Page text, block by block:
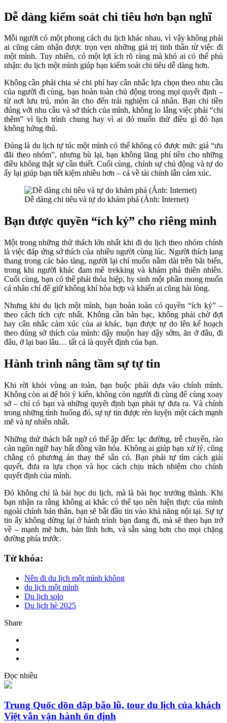
Dễ dàng kiểm soát chi tiêu hơn bạn nghĩ
Mỗi người có một phong cách du lịch khác nhau, vì vậy không phải
ai cũng cảm nhận được trọn vẹn những giá trị tinh thần từ việc đi
một mình. Tuy nhiên, có một lợi ích rõ ràng mà khó ai có thể phủ
nhận: du lịch một mình giúp bạn kiểm soát chi tiêu dễ dàng hơn.
Không cần phải chia sẻ chi phí hay cân nhắc lựa chọn theo nhu cầu
của người đi cùng, bạn hoàn toàn chủ động trong mọi quyết định –
từ nơi lưu trú, món ăn cho đến trải nghiệm cá nhân. Bạn chi tiền
đúng với nhu cầu và sở thích của mình, không lo lắng việc phải “chi
thêm” vì lịch trình chung hay vì ai đó muốn thử điều gì đó bạn
không hứng thú.
Đúng là du lịch tự túc một mình có thể không có được mức giá “ưu
đãi theo nhóm”, nhưng bù lại, bạn không lãng phí tiền cho những
điều không thật sự cần thiết. Cuối cùng, chính sự chủ động và tự do
ấy lại giúp bạn tiết kiệm nhiều hơn – cả về tài chính lẫn cảm xúc.
Dễ dàng chi tiêu và tự do khám phá (Ảnh: Internet)
Bạn được quyền “ích kỷ” cho riêng mình
Một trong những thử thách lớn nhất khi đi du lịch theo nhóm chính
là việc đáp ứng sở thích của nhiều người cùng lúc. Người thích lang
thang trong các bảo tàng, người lại chỉ muốn nằm dài trên bãi biển,
trong khi người khác đam mê trekking và khám phá thiên nhiên.
Cuối cùng, bạn có thể phải thỏa hiệp, hy sinh một phần mong muốn
cá nhân chỉ để giữ không khí hòa hợp và khiến ai cũng hài lòng.
Nhưng khi du lịch một mình, bạn hoàn toàn có quyền “ích kỷ” –
theo cách tích cực nhất. Không cần bàn bạc, không phải chờ đợi
hay cân nhắc cảm xúc của ai khác, bạn được tự do lên kế hoạch
theo đúng sở thích của mình: dậy muộn hay dậy sớm, ăn ở đâu, đi
đâu, ở lại bao lâu… tất cả là quyết định của bạn.
Hành trình nâng tầm sự tự tin
Khi rời khỏi vùng an toàn, bạn buộc phải dựa vào chính mình.
Không còn ai để hỏi ý kiến, không còn người đi cùng để cùng xoay
sở – chỉ có bạn và những quyết định bạn phải tự đưa ra. Và chính
trong những tình huống đó, sự tự tin được rèn luyện một cách mạnh
mẽ và tự nhiên nhất.
Những thử thách bất ngờ có thể ập đến: lạc đường, trễ chuyến, rào
cản ngôn ngữ hay bất đồng văn hóa. Không ai giúp bạn xử lý, cũng
chẳng có phương án thay thế sẵn có. Bạn phải tự tìm cách giải
quyết, đưa ra lựa chọn và học cách chịu trách nhiệm cho chính
quyết định của mình.
Đó không chỉ là bài học du lịch, mà là bài học trưởng thành. Khi
bạn nhận ra rằng không ai khác có thể tạo nên hiện thực của mình
ngoài chính bản thân, bạn sẽ bắt đầu tin vào khả năng nội tại. Sự tự
tin ấy không dừng lại ở hành trình bạn đang đi, mà sẽ theo bạn trở
về – mạnh mẽ hơn, bản lĩnh hơn, và sẵn sàng hơn cho mọi chặng
đường phía trước.
Từ khóa:
Nên đi du lịch một mình không
du lịch một mình
Du lịch solo
Du lịch hè 2025
Share
Đọc nhiều
Trung Quốc dồn dập bão lũ, tour du lịch của khách
Việt vẫn vận hành ổn định